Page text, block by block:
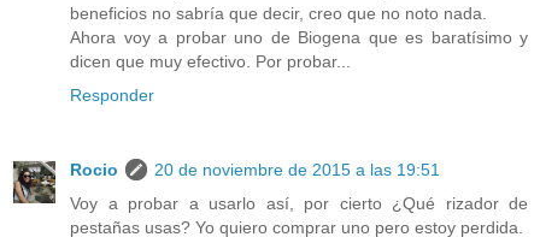
beneficios no sabría que decir, creo que no noto nada.
Ahora voy a probar uno de Biogena que es baratísimo y
dicen que muy efectivo. Por probar...
Responder
Rocio
20 de noviembre de 2015 a las 19:51
Voy a probar a usarlo así, por cierto ¿Qué rizador de
pestañas usas? Yo quiero comprar uno pero estoy perdida.